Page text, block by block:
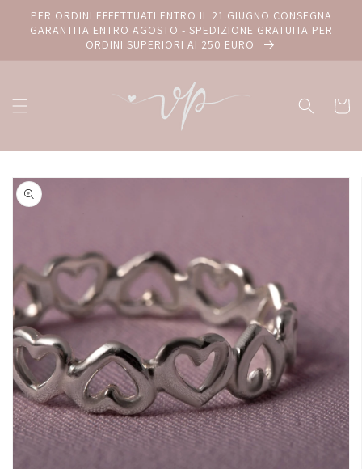
direttamente
ai contenuti
PER ORDINI EFFETTUATI ENTRO IL 21 GIUGNO CONSEGNA
GARANTITA ENTRO AGOSTO - SPEDIZIONE GRATUITA PER
ORDINI SUPERIORI AI 250 EURO
Carrello
Passa alle
informazioni
sul prodotto